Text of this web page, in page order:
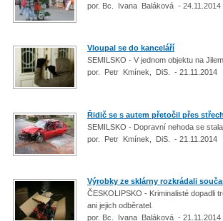
por. Bc. Ivana Baláková - 24.11.2014
Vloupal se do kanceláří
SEMILSKO - V jednom objektu na
por. Petr Kmínek, DiS. - 21.11.2014
Řidič se s autem přetočil přes
SEMILSKO - Dopravní nehoda se
por. Petr Kmínek, DiS. - 21.11.2014
Výrobky ze sklárny rozkrádali
ČESKOLIPSKO - Kriminalisté dopadli
ani jejich odběratel.
por. Bc. Ivana Baláková - 21.11.2014